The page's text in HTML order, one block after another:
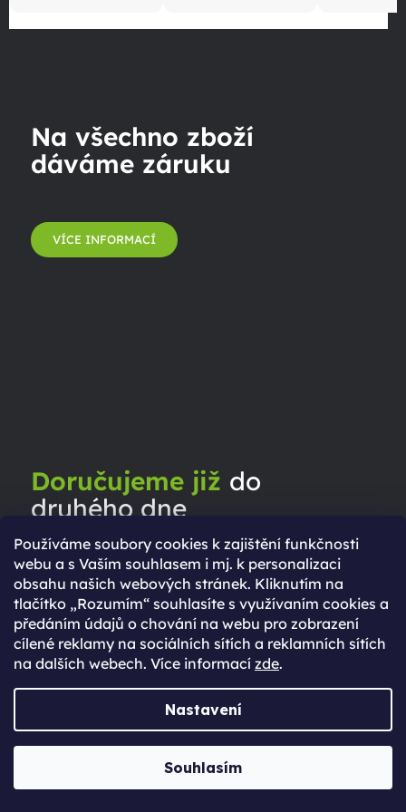
Používáme soubory cookies k zajištění funkčnosti
webu a s Vaším souhlasem i mj. k personalizaci
obsahu našich webových stránek. Kliknutím na
tlačítko „Rozumím“ souhlasíte s využívaním cookies a
předáním údajů o chování na webu pro zobrazení
cílené reklamy na sociálních sítích a reklamních sítích
na dalších webech. Více informací zde.
Nastavení
Souhlasím
Na všechno zboží
dáváme záruku
VÍCE INFORMACÍ
Doručujeme již do
druhého dne
ZJISTI VÍCE